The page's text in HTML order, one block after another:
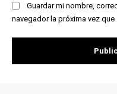
Guardar mi nombre,
navegador la próxima vez que